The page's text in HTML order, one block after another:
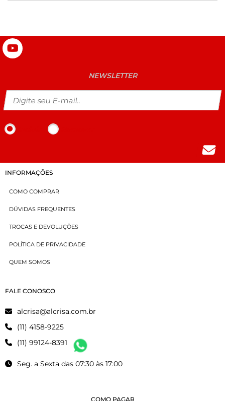
NEWSLETTER
INFORMAÇÕES
COMO COMPRAR
DÚVIDAS FREQUENTES
TROCAS E DEVOLUÇÕES
POLÍTICA DE PRIVACIDADE
QUEM SOMOS
FALE CONOSCO
alcrisa@alcrisa.com.br
(11) 4158-9225
(11) 99124-8391
Seg. a Sexta das 07:30 às 17:00
COMO PAGAR